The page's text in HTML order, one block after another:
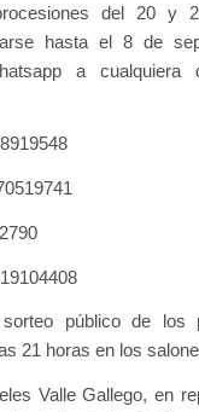
del 20 y
hasta el 8 de
a cualquiera
sorteo público de los
21 horas en los
Valle Gallego, en